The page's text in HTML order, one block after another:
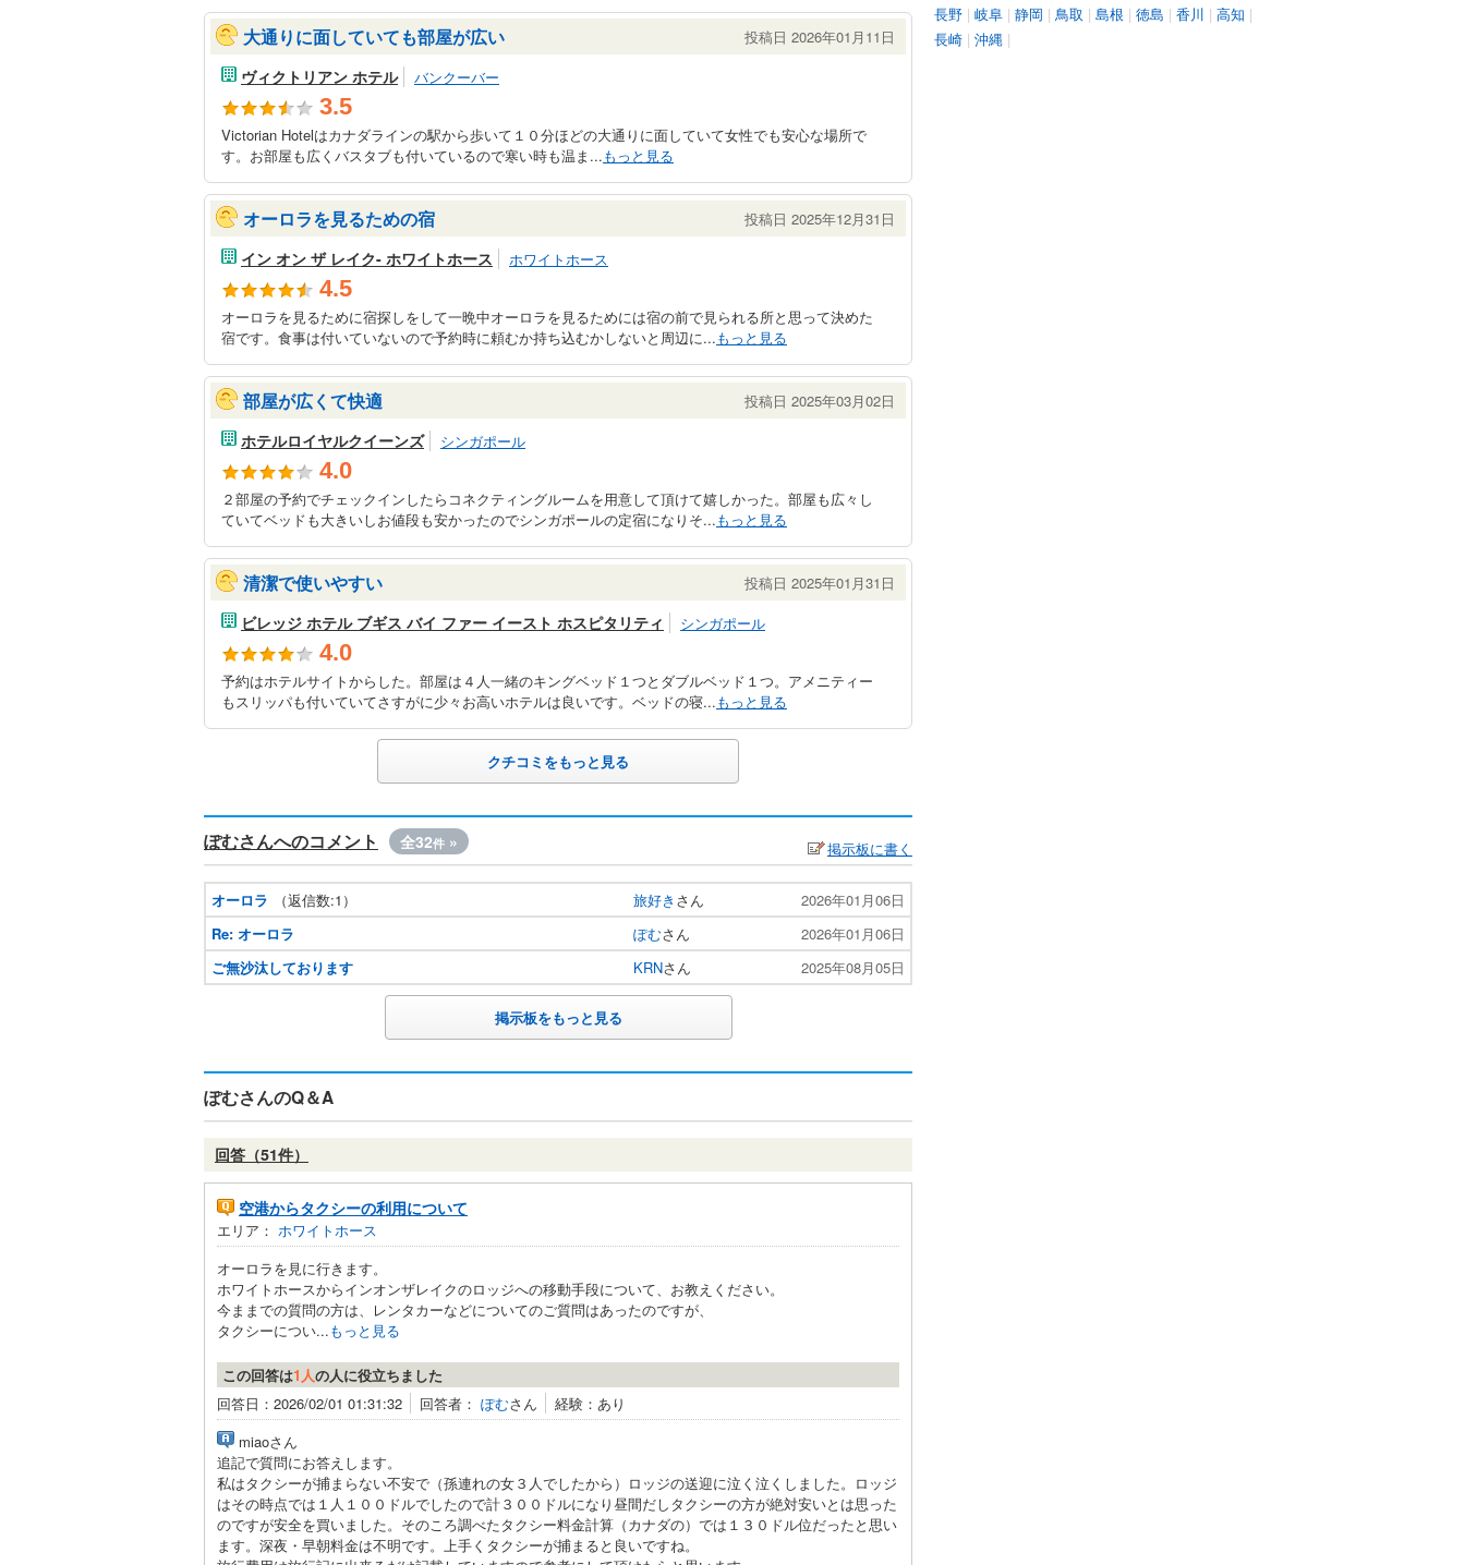
大通りに面していても部屋が広い 投稿日 2026年01月11日
ヴィクトリアン ホテル バンクーバー
3.5
Victorian Hotelはカナダラインの駅から歩いて１０分ほどの大通りに面していて女性でも安心な場所で
す。お部屋も広くバスタブも付いているので寒い時も温ま...もっと見る
オーロラを見るための宿 投稿日 2025年12月31日
イン オン ザ レイク- ホワイトホース ホワイトホース
4.5
オーロラを見るために宿探しをして一晩中オーロラを見るためには宿の前で見られる所と思って決めた
宿です。食事は付いていないので予約時に頼むか持ち込むかしないと周辺に...もっと見る
部屋が広くて快適 投稿日 2025年03月02日
ホテルロイヤルクイーンズ シンガポール
4.0
２部屋の予約でチェックインしたらコネクティングルームを用意して頂けて嬉しかった。部屋も広々し
ていてベッドも大きいしお値段も安かったのでシンガポールの定宿になりそ...もっと見る
清潔で使いやすい 投稿日 2025年01月31日
ビレッジ ホテル ブギス バイ ファー イースト ホスピタリティ シンガポール
4.0
予約はホテルサイトからした。部屋は４人一緒のキングベッド１つとダブルベッド１つ。アメニティー
もスリッパも付いていてさすがに少々お高いホテルは良いです。ベッドの寝...もっと見る
クチコミをもっと見る
ぽむさんへのコメント 全32件 » 掲示板に書く
オーロラ （返信数:1） 旅好き さん
2026年01月06日
Re: オーロラ
ぽむさん
2026年01月06日
ご無沙汰しております
KRNさん 2025年08月05日
掲示板をもっと見る
ぽむさんのQ＆A
回答（51件）
空港からタクシーの利用について
エリア： ホワイトホース
オーロラを見に行きます。
ホワイトホースからインオンザレイクのロッジへの移動手段について、お教えください。
今ままでの質問の方は、レンタカーなどについてのご質問はあったのですが、
タクシーについ...もっと見る
この回答は1人の人に役立ちました
回答日：2026/02/01 01:31:32
回答者： ぽむさん
経験：あり
miaoさん
追記で質問にお答えします。
私はタクシーが捕まらない不安で（孫連れの女３人でしたから）ロッジの送迎に泣く泣くしました。ロッジ
はその時点では１人１００ドルでしたので計３００ドルになり昼間だしタクシーの方が絶対安いとは思った
のですが安全を買いました。そのころ調べたタクシー料金計算（カナダの）では１３０ドル位だったと思い
ます。深夜・早朝料金は不明です。上手くタクシーが捕まると良いですね。
長野 | 岐阜 | 静岡 | 鳥取 | 島根 | 徳島 | 香川 | 高知 |
長崎 | 沖縄 |